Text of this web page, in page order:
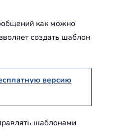
как можно
создать шаблон
версию
шаблонами